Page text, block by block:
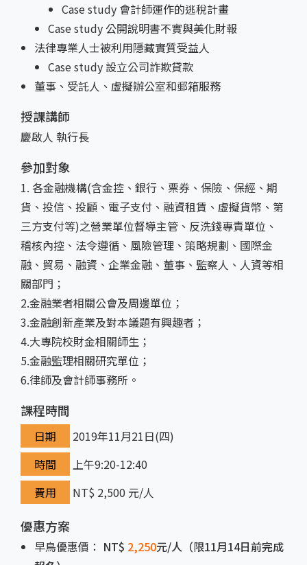
Case study 會計師運作的逃稅計畫
Case study 公開說明書不實與美化財報
法律專業人士被利用隱藏實質受益人
Case study 設立公司詐欺貸款
董事、受託人、虛擬辦公室和郵箱服務
授課講師
慶啟人 執行長
參加對象
1. 各金融機構(含金控、銀行、票券、保險、保經、期
貨、投信、投顧、電子支付、融資租賃、虛擬貨幣、第
三方支付等)之營業單位督導主管、反洗錢專責單位、
稽核內控、法令遵循、風險管理、策略規劃、國際金
融、貿易、融資、企業金融、董事、監察人、人資等相
關部門；
2.金融業者相關公會及周邊單位；
3.金融創新產業及對本議題有興趣者；
4.大專院校財金相關師生；
5.金融監理相關研究單位；
6.律師及會計師事務所。
課程時間
日期
2019年11月21日(四)
時間
上午9:20-12:40
費用
NT$ 2,500 元/人
優惠方案
早鳥優惠價： NT$ 2,250元/人（限11月14日前完成